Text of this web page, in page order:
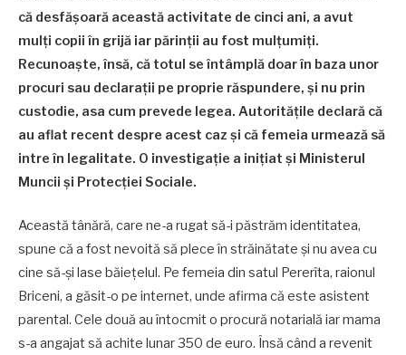
că desfăşoară această activitate de cinci ani, a avut
mulţi copii în grijă iar părinţii au fost mulţumiţi.
Recunoaşte, însă, că totul se întâmplă doar în baza unor
procuri sau declaraţii pe proprie răspundere, şi nu prin
custodie, asa cum prevede legea. Autorităţile declară că
au aflat recent despre acest caz şi că femeia urmează să
intre în legalitate. O investigaţie a iniţiat şi Ministerul
Muncii şi Protecţiei Sociale.
Această tânără, care ne-a rugat să-i păstrăm identitatea,
spune că a fost nevoită să plece în străinătate şi nu avea cu
cine să-şi lase băieţelul. Pe femeia din satul Pererîta, raionul
Briceni, a găsit-o pe internet, unde afirma că este asistent
parental. Cele două au întocmit o procură notarială iar mama
s-a angajat să achite lunar 350 de euro. Însă când a revenit